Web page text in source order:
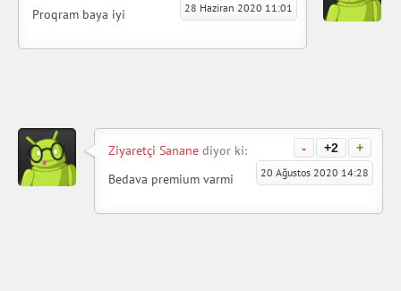
28 Haziran 2020 11:01
Proqram baya iyi
- +2 +
Ziyaretçi Sanane diyor ki:
20 Ağustos 2020 14:28
Bedava premium varmi